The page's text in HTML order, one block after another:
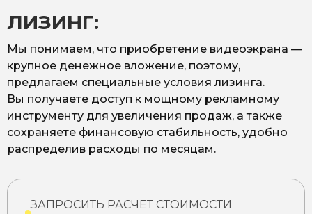
ЛИЗИНГ:
Мы понимаем, что приобретение видеоэкрана —
крупное денежное вложение, поэтому,
предлагаем специальные условия лизинга.
Вы получаете доступ к мощному рекламному
инструменту для увеличения продаж, а также
сохраняете финансовую стабильность, удобно
распределив расходы по месяцам.
ЗАПРОСИТЬ РАСЧЕТ СТОИМОСТИ